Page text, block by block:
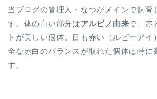
当ブログの管理人・なつがメインで飼育
す。体の白い部分はアルビノ由来で、赤
トが美しい個体。目も赤い（ルビーアイ
全な赤白のバランスが取れた個体は特に
す。